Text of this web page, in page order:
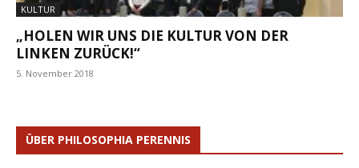
KULTUR
„HOLEN WIR UNS DIE KULTUR VON DER
LINKEN ZURÜCK!“
5. November 2018
ÜBER PHILOSOPHIA PERENNIS